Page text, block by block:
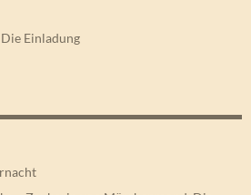
Einladung